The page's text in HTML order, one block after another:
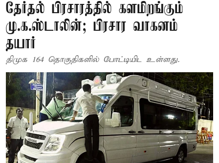
தேர்தல் பிரசாரத்தில் களமிறங்கும்
மு.க.ஸ்டாலின்; பிரசார வாகனம்
தயார்
திமுக 164 தொகுதிகளில் போட்டியிட உள்ளது.